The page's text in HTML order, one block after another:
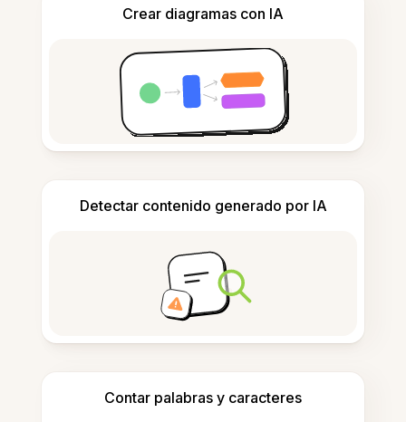
Crear diagramas con IA
Detectar contenido generado por IA
Contar palabras y caracteres